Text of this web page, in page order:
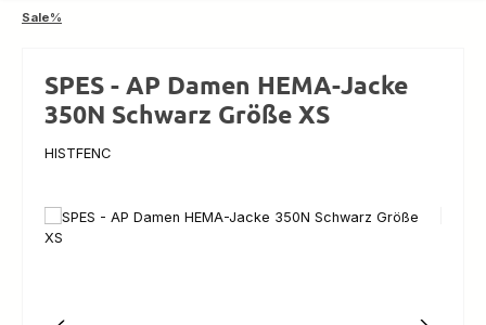
Sale%
SPES - AP Damen HEMA-Jacke
350N Schwarz Größe XS
HISTFENC
Bildergalerie überspringen